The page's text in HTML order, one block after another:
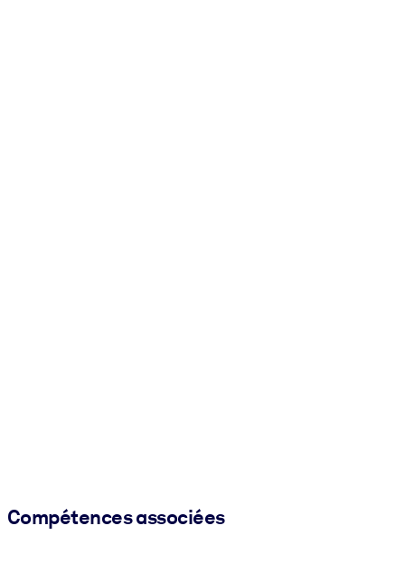
Compétences associées